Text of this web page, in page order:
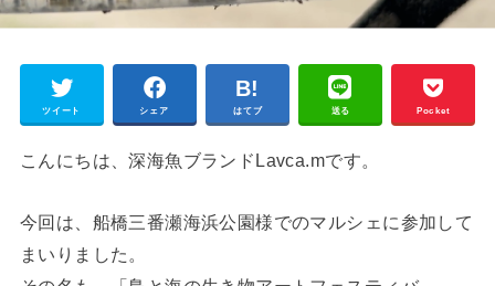
ツイート シェア はてブ 送る Pocket
こんにちは、深海魚ブランドLavca.mです。
今回は、船橋三番瀬海浜公園様でのマルシェに参加して
まいりました。